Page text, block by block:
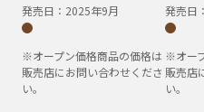
発売日： 2025年9月
※オープン価格商品の価格は
販売店にお問い合わせくださ
い。
発売日：
※オー
販売店
い。